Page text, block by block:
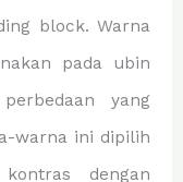
block. Warna
pada ubin
yang
warna ini dipilih
dengan